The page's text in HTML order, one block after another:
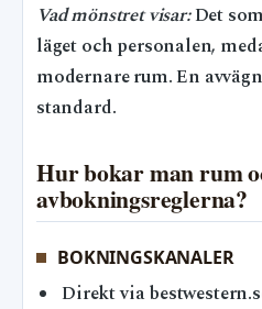
Vad mönstret visar:Det
läget och personalen,
modernare rum. En
standard.
Hur bokar man rum
avbokningsreglerna?
BOKNINGSKANALER
Direkt via